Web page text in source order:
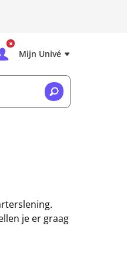
Mijn Univé
je er graag